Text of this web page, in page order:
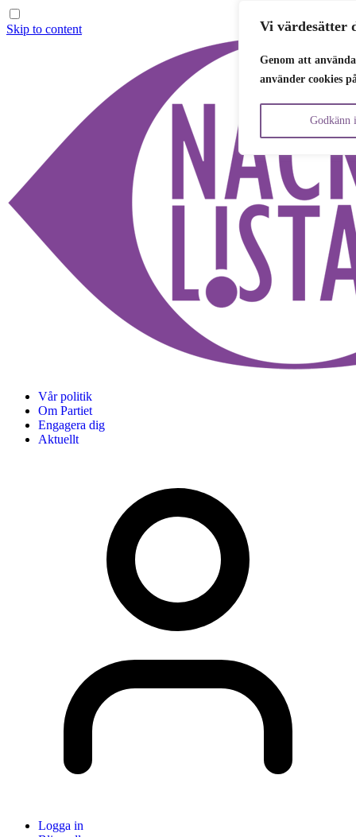
Vi värdesätter
Genom att
använder cookies
Godkänn
Skip to content
Vår politik
Om Partiet
Engagera dig
Aktuellt
Logga in